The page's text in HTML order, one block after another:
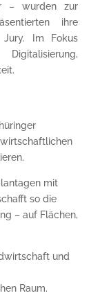
– wurden zur
ihre
Jury. Im Fokus
mit
so die
– auf Flächen,
und
Raum.